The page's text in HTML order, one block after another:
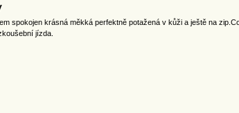
spokojen krásná měkká perfektně potažená v kůži a ještě na
jízda.